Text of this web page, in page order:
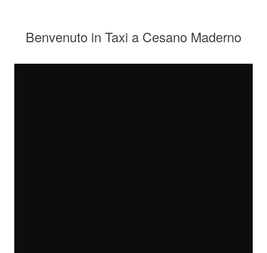
Benvenuto in Taxi a Cesano Maderno